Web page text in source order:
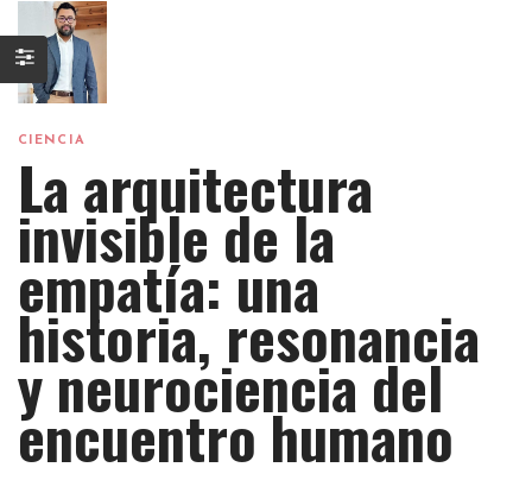
CIENCIA
La arquitectura
invisible de la
empatía: una
historia, resonancia
y neurociencia del
encuentro humano